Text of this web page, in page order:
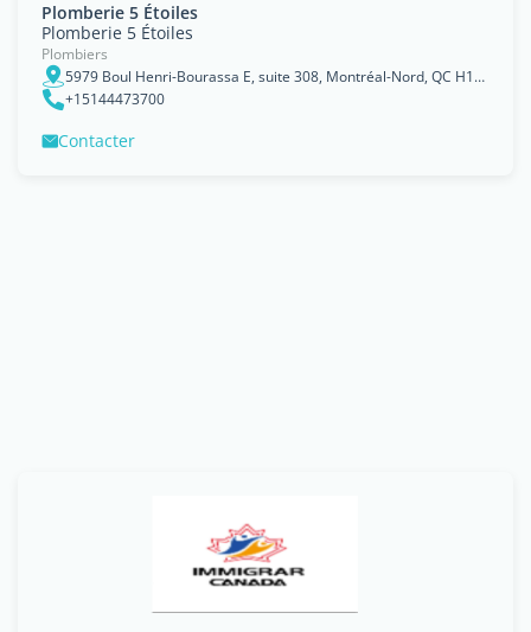
Plomberie 5 Étoiles
Plomberie 5 Étoiles
Plombiers
5979 Boul Henri-Bourassa E, suite 308, Montréal-Nord, QC H1G 2V1, Montréal, Québec
+15144473700
Contacter